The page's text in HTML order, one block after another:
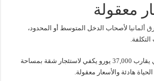
معقولة
ألمانيا لأصحاب الدخل المتوسط أو المحدود،
كيمنتس: راتب سنوي يقارب 37,000 يورو يكفي لاستئجار شقة بمساحة